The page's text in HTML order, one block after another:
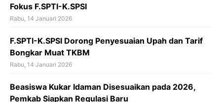
Fokus F.SPTI-K.SPSI
Rabu, 14 Januari 2026
F.SPTI-K.SPSI Dorong Penyesuaian Upah dan Tarif
Bongkar Muat TKBM
Rabu, 14 Januari 2026
Beasiswa Kukar Idaman Disesuaikan pada 2026,
Pemkab Siapkan Regulasi Baru